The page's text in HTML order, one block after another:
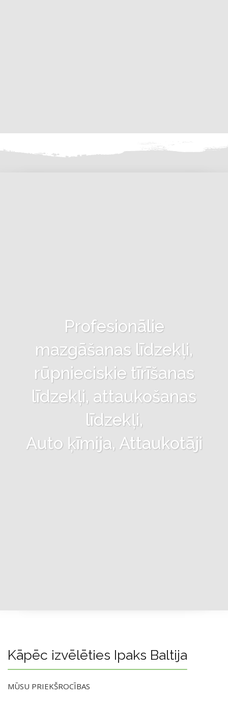
Profesionālie
mazgāšanas līdzekļi,
rūpnieciskie tīrīšanas
līdzekļi, attaukošanas
līdzekļi,
Auto ķīmija, Attaukotāji
Kāpēc izvēlēties Ipaks Baltija
MŪSU PRIEKŠROCĪBAS